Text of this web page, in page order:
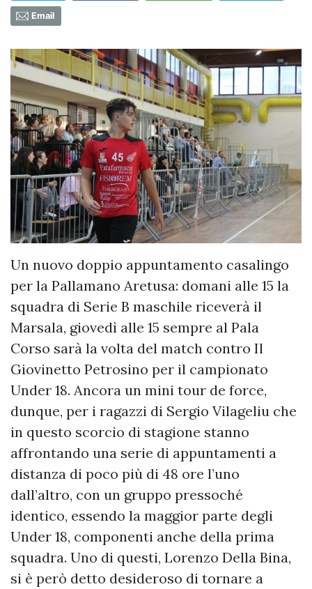
Email
Un nuovo doppio appuntamento casalingo
per la Pallamano Aretusa: domani alle 15 la
squadra di Serie B maschile riceverà il
Marsala, giovedì alle 15 sempre al Pala
Corso sarà la volta del match contro Il
Giovinetto Petrosino per il campionato
Under 18. Ancora un mini tour de force,
dunque, per i ragazzi di Sergio Vilageliu che
in questo scorcio di stagione stanno
affrontando una serie di appuntamenti a
distanza di poco più di 48 ore l’uno
dall’altro, con un gruppo pressoché
identico, essendo la maggior parte degli
Under 18, componenti anche della prima
squadra. Uno di questi, Lorenzo Della Bina,
si è però detto desideroso di tornare a